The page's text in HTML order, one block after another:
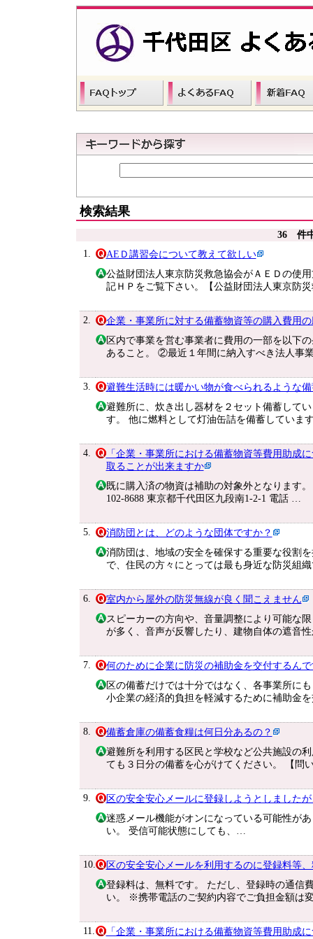
検索結果
36 件
1.
AEＤ講習会について教えて欲しい
公益財団法人東京防災救急協会がＡＥＤの使
記ＨＰをご覧下さい。【公益財団法人東京防
2.
企業・事業所に対する備蓄物資等の購入費用
区内で事業を営む事業者に費用の一部を以下
あること。 ②最近１年間に納入すべき法人事
3.
避難生活時には暖かい物が食べられるような
避難所に、炊き出し器材を２セット備蓄して
す。 他に燃料として灯油缶詰を備蓄していま
4.
「企業・事業所における備蓄物資等費用助成
取ることが出来ますか
既に購入済の物資は補助の対象外となります
102-8688 東京都千代田区九段南1-2-1 電話 …
5.
消防団とは、どのような団体ですか？
消防団は、地域の安全を確保する重要な役割
で、住民の方々にとっては最も身近な防災組
6.
室内から屋外の防災無線が良く聞こえません
スピーカーの方向や、音量調整により可能な
が多く、音声が反響したり、建物自体の遮音
7.
何のために企業に防災の補助金を交付するん
区の備蓄だけでは十分ではなく、各事業所に
小企業の経済的負担を軽減するために補助金
8.
備蓄倉庫の備蓄食糧は何日分あるの？
避難所を利用する区民と学校など公共施設の
ても３日分の備蓄を心がけてください。 【問
9.
区の安全安心メールに登録しようとしました
迷惑メール機能がオンになっている可能性が
い。 受信可能状態にしても、…
10.
区の安全安心メールを利用するのに登録料等
登録料は、無料です。 ただし、登録時の通信
い。 ※携帯電話のご契約内容でご負担金額は
11.
「企業・事業所における備蓄物資等費用助成